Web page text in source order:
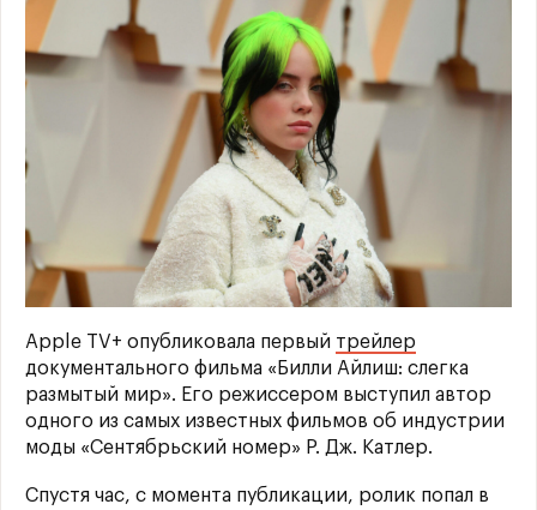
Apple TV+ опубликовала первый трейлер
документального фильма «Билли Айлиш: слегка
размытый мир». Его режиссером выступил автор
одного из самых известных фильмов об индустрии
моды «Сентябрьский номер» Р. Дж. Катлер.
Спустя час, с момента публикации, ролик попал в